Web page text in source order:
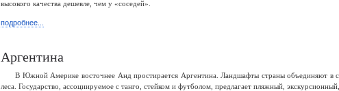
высокого качества дешевле, чем у «соседей».
подробнее...
Аргентина
В Южной Америке восточнее Анд простирается Аргентина. Ландшафты страны объединяют в
леса. Государство, ассоциируемое с танго, стейком и футболом, предлагает пляжный,